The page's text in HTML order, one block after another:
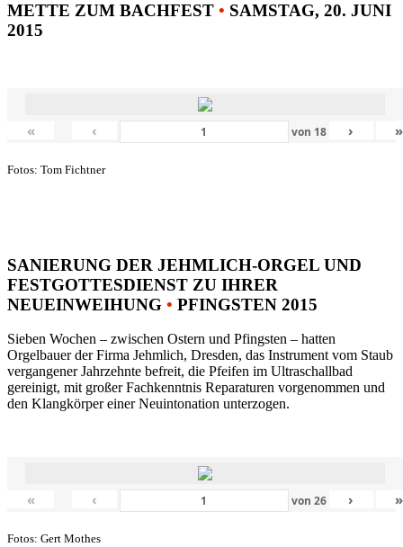
METTE ZUM BACHFEST • SAMSTAG, 20. JUNI
2015
« ‹ von 18 › »
Fotos: Tom Fichtner
SANIERUNG DER JEHMLICH-ORGEL UND
FESTGOTTESDIENST ZU IHRER
NEUEINWEIHUNG • PFINGSTEN 2015
Sieben Wochen – zwischen Ostern und Pfingsten – hatten
Orgelbauer der Firma Jehmlich, Dresden, das Instrument vom Staub
vergangener Jahrzehnte befreit, die Pfeifen im Ultraschallbad
gereinigt, mit großer Fachkenntnis Reparaturen vorgenommen und
den Klangkörper einer Neuintonation unterzogen.
« ‹ von 26 › »
Fotos: Gert Mothes